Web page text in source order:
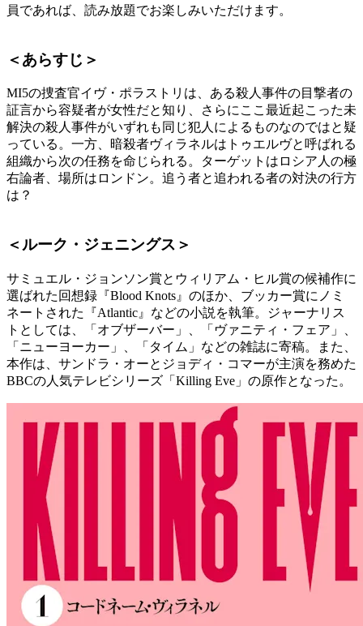
員であれば、読み放題でお楽しみいただけます。
＜あらすじ＞
MI5の捜査官イヴ・ポラストリは、ある殺人事件の目撃者の
証言から容疑者が女性だと知り、さらにここ最近起こった未
解決の殺人事件がいずれも同じ犯人によるものなのではと疑
っている。一方、暗殺者ヴィラネルはトゥエルヴと呼ばれる
組織から次の任務を命じられる。ターゲットはロシア人の極
右論者、場所はロンドン。追う者と追われる者の対決の行方
は？
＜ルーク・ジェニングス＞
サミュエル・ジョンソン賞とウィリアム・ヒル賞の候補作に
選ばれた回想録『Blood Knots』のほか、ブッカー賞にノミ
ネートされた『Atlantic』などの小説を執筆。ジャーナリス
トとしては、「オブザーバー」、「ヴァニティ・フェア」、
「ニューヨーカー」、「タイム」などの雑誌に寄稿。また、
本作は、サンドラ・オーとジョディ・コマーが主演を務めた
BBCの人気テレビシリーズ「Killing Eve」の原作となった。